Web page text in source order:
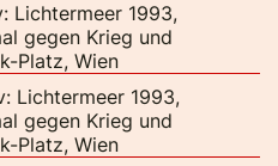
Lichtermeer 1993,
gegen Krieg und
Platz, Wien
Lichtermeer 1993,
gegen Krieg und
Platz, Wien